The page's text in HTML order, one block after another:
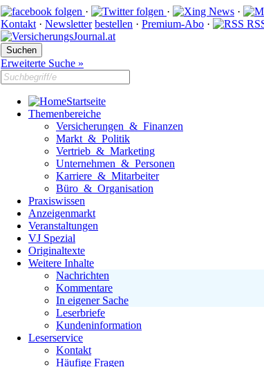
· ·
·
Kontakt · Newsletter bestellen · Premium-Abo ·
Erweiterte Suche »
Startseite
Themenbereiche
Versicherungen & Finanzen
Markt & Politik
Vertrieb & Marketing
Unternehmen & Personen
Karriere & Mitarbeiter
Büro & Organisation
Praxiswissen
Anzeigenmarkt
Veranstaltungen
VJ Spezial
Originaltexte
Weitere Inhalte
Nachrichten
Kommentare
In eigener Sache
Leserbriefe
Kundeninformation
Leserservice
Kontakt
Häufige Fragen